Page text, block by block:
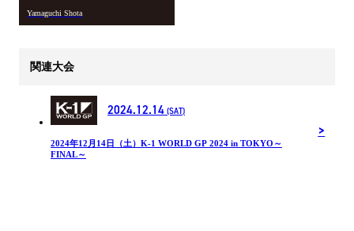
Yamaguchi Shota
関連大会
2024.12.14 (SAT)
2024年12⽉14⽇（土）K-1 WORLD GP 2024 in TOKYO～
FINAL～